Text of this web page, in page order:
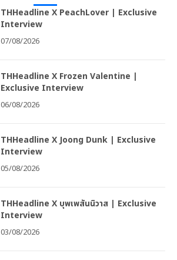
THHeadline X PeachLover | Exclusive
Interview
07/08/2026
THHeadline X Frozen Valentine |
Exclusive Interview
06/08/2026
THHeadline X Joong Dunk | Exclusive
Interview
05/08/2026
THHeadline X บุพเพสันนิวาส | Exclusive
Interview
03/08/2026